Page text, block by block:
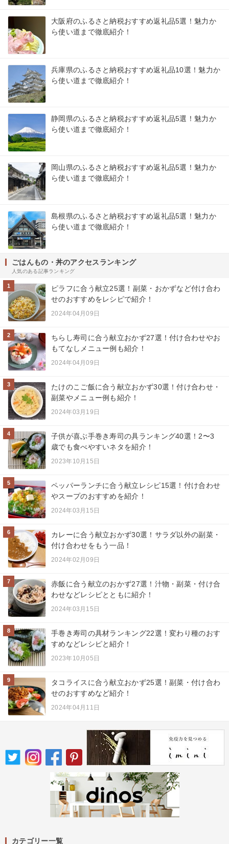
大阪府のふるさと納税おすすめ返礼品5選！魅力か
ら使い道まで徹底紹介！
兵庫県のふるさと納税おすすめ返礼品10選！魅力か
ら使い道まで徹底紹介！
静岡県のふるさと納税おすすめ返礼品5選！魅力か
ら使い道まで徹底紹介！
岡山県のふるさと納税おすすめ返礼品5選！魅力か
ら使い道まで徹底紹介！
島根県のふるさと納税おすすめ返礼品5選！魅力か
ら使い道まで徹底紹介！
ごはんもの・丼のアクセスランキング
人気のある記事ランキング
1
ピラフに合う献立25選！副菜・おかずなど付け合わ
せのおすすめをレシピで紹介！
2024年04月09日
2
ちらし寿司に合う献立おかず27選！付け合わせやお
もてなしメニュー例も紹介！
2024年04月09日
3
たけのこご飯に合う献立おかず30選！付け合わせ・
副菜やメニュー例も紹介！
2024年03月19日
4
子供が喜ぶ手巻き寿司の具ランキング40選！2〜3
歳でも食べやすいネタを紹介！
2023年10月15日
5
ペッパーランチに合う献立レシピ15選！付け合わせ
やスープのおすすめを紹介！
2024年03月15日
6
カレーに合う献立おかず30選！サラダ以外の副菜・
付け合わせをもう一品！
2024年02月09日
7
赤飯に合う献立のおかず27選！汁物・副菜・付け合
わせなどレシピとともに紹介！
2024年03月15日
8
手巻き寿司の具材ランキング22選！変わり種のおす
すめなどレシピと紹介！
2023年10月05日
9
タコライスに合う献立おかず25選！副菜・付け合わ
せのおすすめなど紹介！
2024年04月11日
カテゴリー一覧